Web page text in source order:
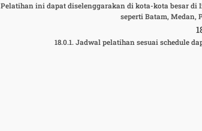
Pelatihan ini dapat diselenggarakan di kota-kota besar
seperti Batam, Medan,
Jadwal pelatihan sesuai schedule